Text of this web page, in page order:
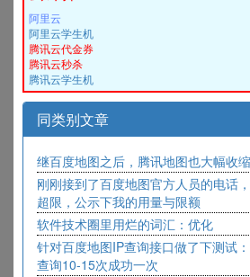
阿里云
阿里云学生机
腾讯云代金券
腾讯云秒杀
腾讯云学生机
同类别文章
继百度地图之后，腾讯地图也大幅收
刚刚接到了百度地图官方人员的电话
超限，公示下我的用量与限额
软件技术圈里用烂的词汇：优化
针对百度地图IP查询接口做了下测试
查询10-15次成功一次